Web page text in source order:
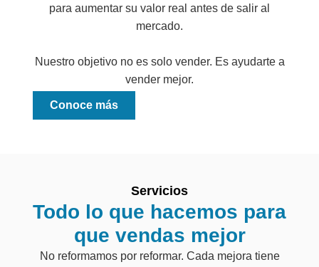
para aumentar su valor real antes de salir al
mercado.
Nuestro objetivo no es solo vender. Es ayudarte a
vender mejor.
Conoce más
Servicios
Todo lo que hacemos para
que vendas mejor
No reformamos por reformar. Cada mejora tiene